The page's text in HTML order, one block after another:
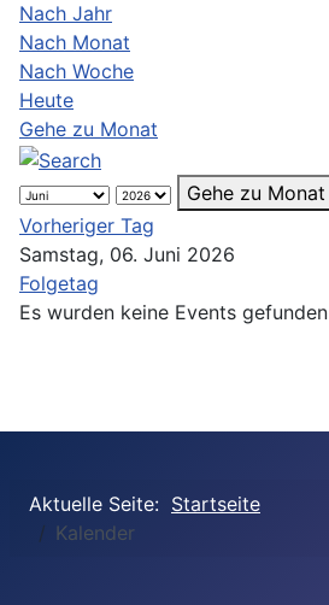
Nach Jahr
Nach Monat
Nach Woche
Heute
Gehe zu Monat
Gehe zu Monat
Vorheriger Tag
Samstag, 06. Juni 2026
Folgetag
Es wurden keine Events gefunden
Aktuelle Seite: Startseite
Kalender